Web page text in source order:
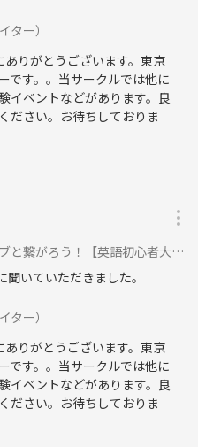
ター）
りがとうございます。東京
です。。当サークルでは他に
イベントなどがあります。良
ださい。お待ちしておりま
【英語初心者大歓迎】一番人気の英会話！に参加
いていただきました。
ター）
りがとうございます。東京
です。。当サークルでは他に
イベントなどがあります。良
ださい。お待ちしておりま